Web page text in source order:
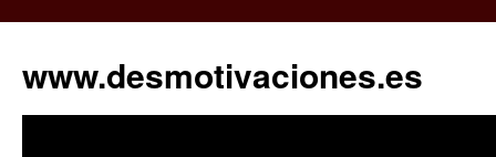
www.desmotivaciones.es